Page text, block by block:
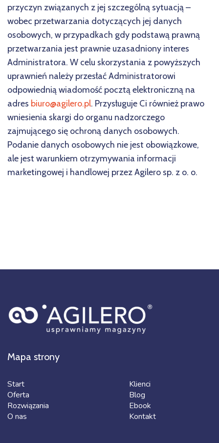
przyczyn związanych z jej szczególną sytuacją –
wobec przetwarzania dotyczących jej danych
osobowych, w przypadkach gdy podstawą prawną
przetwarzania jest prawnie uzasadniony interes
Administratora. W celu skorzystania z powyższych
uprawnień należy przesłać Administratorowi
odpowiednią wiadomość pocztą elektroniczną na
adres biuro@agilero.pl. Przysługuje Ci również prawo
wniesienia skargi do organu nadzorczego
zajmującego się ochroną danych osobowych.
Podanie danych osobowych nie jest obowiązkowe,
ale jest warunkiem otrzymywania informacji
marketingowej i handlowej przez Agilero sp. z o. o.
Mapa strony
Start
Oferta
Rozwiązania
O nas
Klienci
Blog
Ebook
Kontakt